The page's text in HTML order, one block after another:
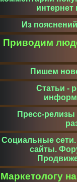
интернет
Из
Приводим
Пишем
Статьи -
Пресс-релизы
Социальные
сайты.
Маркетологу